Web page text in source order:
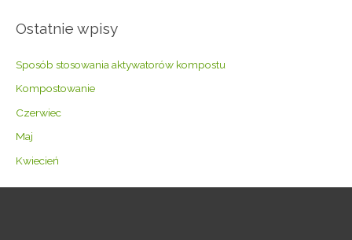
Ostatnie wpisy
Sposób stosowania aktywatorów kompostu
Kompostowanie
Czerwiec
Maj
Kwiecień